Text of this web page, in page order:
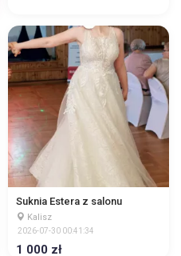
Suknia Estera z salonu
Kalisz
2026-07-30 00:41:34
1 000 zł